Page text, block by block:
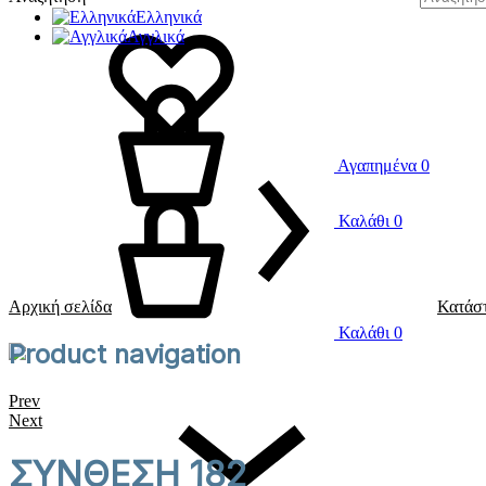
Αγαπημένα 0
Καλάθι 0
Ελληνικά
Αγγλικά
Καλάθι 0
Αρχική σελίδα
Product navigation
Prev
Next
ΣΥΝΘΕΣΗ 182